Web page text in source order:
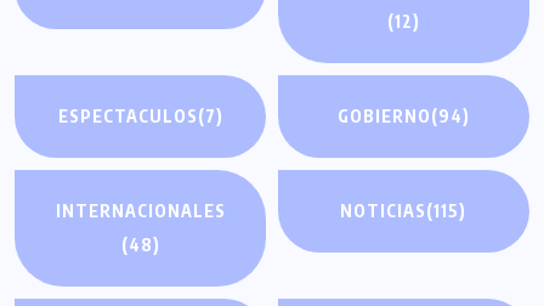
(12)
ESPECTACULOS(7) GOBIERNO(94)
INTERNACIONALES
(48)
NOTICIAS(115)